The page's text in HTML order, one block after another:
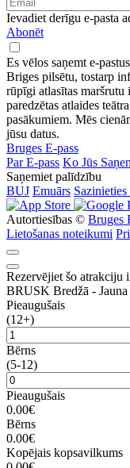
Ievadiet derīgu e-pasta
Abonēt
Es vēlos saņemt e-
Briges pilsētu, tostarp
rūpīgi atlasītas maršrutu
paredzētas atlaides
pasākumiem. Mēs
jūsu datus.
Bruges E-pass
Par E-pass Ko Jūs
Saņemiet palīdzību
BUJ Emuārs
Autortiesības © Bruges
Lietošanas noteikumi
Rezervējiet šo atrakciju
BRUSK Bredžā - Jauna
Pieaugušais
(12+)
Bērns
(5-12)
Pieaugušais
0.00€
Bērns
0.00€
Kopējais kopsavilkums